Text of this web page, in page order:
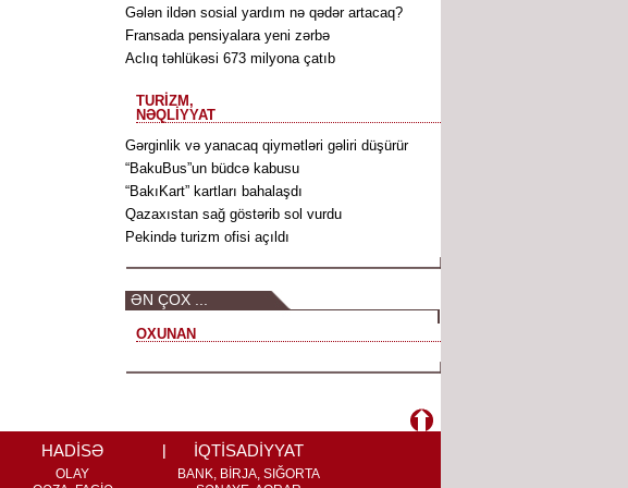
Gələn ildən sosial yardım nə qədər artacaq?
Fransada pensiyalara yeni zərbə
Aclıq təhlükəsi 673 milyona çatıb
TURİZM,
NƏQLİYYAT
Gərginlik və yanacaq qiymətləri gəliri düşürür
“BakuBus”un büdcə kabusu
“BakıKart” kartları bahalaşdı
Qazaxıstan sağ göstərib sol vurdu
Pekində turizm ofisi açıldı
ƏN ÇOX ...
OXUNAN
HADİSƏ
OLAY
İQTİSADİYYAT
BANK, BİRJA, SIĞORTA